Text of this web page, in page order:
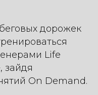
дорожек
Life
зайдя
On Demand.